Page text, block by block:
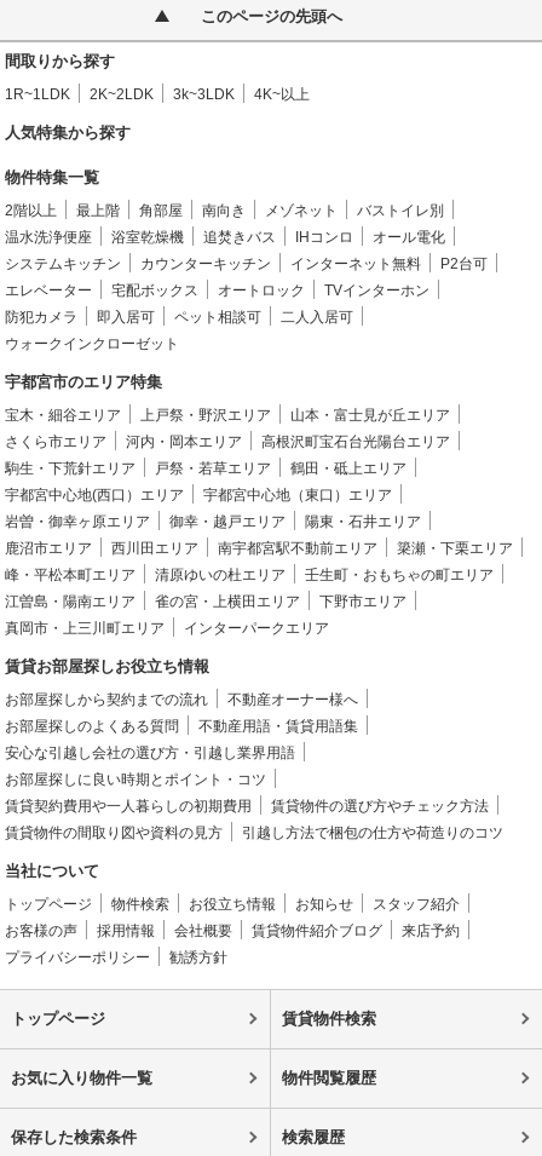
このページの先頭へ
間取りから探す
1R~1LDK 2K~2LDK 3k~3LDK 4K~以上
人気特集から探す
物件特集一覧
2階以上 最上階 角部屋 南向き メゾネット
バストイレ別
温水洗浄便座
浴室乾燥機 追焚きバス IHコンロ
オール電化
システムキッチン
カウンターキッチン インターネット無料
P2台可
エレベーター
宅配ボックス オートロック
TVインターホン
防犯カメラ
即入居可 ペット相談可
二人入居可
ウォークインクローゼット
宇都宮市のエリア特集
宝木・細谷エリア 上戸祭・野沢エリア
山本・富士見が丘エリア
さくら市エリア
河内・岡本エリア
高根沢町宝石台光陽台エリア
駒生・下荒針エリア
戸祭・若草エリア
鶴田・砥上エリア
宇都宮中心地(西口）エリア
宇都宮中心地（東口）エリア
岩曽・御幸ヶ原エリア
御幸・越戸エリア
陽東・石井エリア
鹿沼市エリア
西川田エリア 南宇都宮駅不動前エリア
簗瀬・下栗エリア
峰・平松本町エリア
清原ゆいの杜エリア
壬生町・おもちゃの町エリア
江曽島・陽南エリア
雀の宮・上横田エリア
下野市エリア
真岡市・上三川町エリア
インターパークエリア
賃貸お部屋探しお役立ち情報
お部屋探しから契約までの流れ
不動産オーナー様へ
お部屋探しのよくある質問
不動産用語・賃貸用語集
安心な引越し会社の選び方・引越し業界用語
お部屋探しに良い時期とポイント・コツ
賃貸契約費用や一人暮らしの初期費用
賃貸物件の選び方やチェック方法
賃貸物件の間取り図や資料の見方
引越し方法で梱包の仕方や荷造りのコツ
当社について
トップページ 物件検索 お役立ち情報 お知らせ
スタッフ紹介
お客様の声
採用情報 会社概要 賃貸物件紹介ブログ
来店予約
プライバシーポリシー
勧誘方針
トップページ 賃貸物件検索
お気に入り物件一覧 物件閲覧履歴
保存した検索条件 検索履歴